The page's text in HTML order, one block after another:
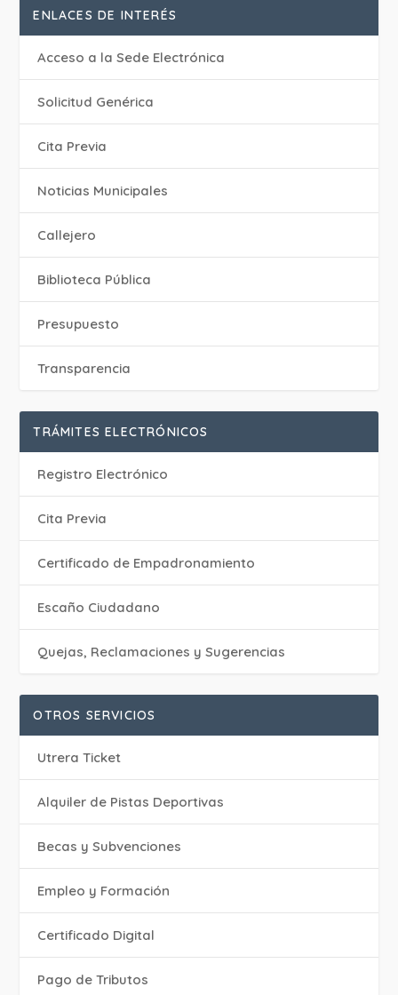
ENLACES DE INTERÉS
Acceso a la Sede Electrónica
Solicitud Genérica
Cita Previa
‎Noticias Municipales
Callejero
Biblioteca Pública
Presupuesto
Transparencia
TRÁMITES ELECTRÓNICOS
Registro Electrónico
Cita Previa
Certificado de Empadronamiento
Escaño Ciudadano
Quejas, Reclamaciones y Sugerencias
OTROS SERVICIOS
Utrera Ticket
Alquiler de Pistas Deportivas
Becas y Subvenciones
Empleo y Formación
Certificado Digital
Pago de Tributos